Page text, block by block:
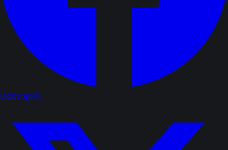
Udostępnij